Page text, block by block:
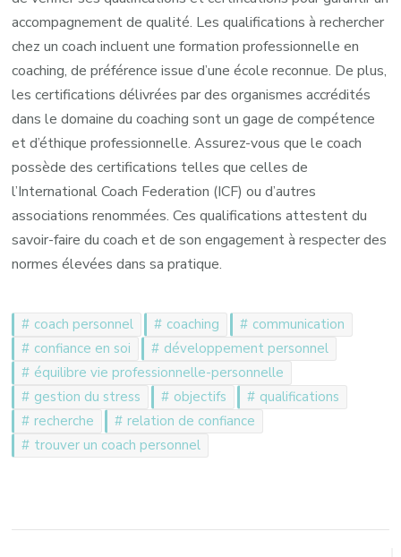
accompagnement de qualité. Les qualifications à rechercher
chez un coach incluent une formation professionnelle en
coaching, de préférence issue d’une école reconnue. De plus,
les certifications délivrées par des organismes accrédités
dans le domaine du coaching sont un gage de compétence
et d’éthique professionnelle. Assurez-vous que le coach
possède des certifications telles que celles de
l’International Coach Federation (ICF) ou d’autres
associations renommées. Ces qualifications attestent du
savoir-faire du coach et de son engagement à respecter des
normes élevées dans sa pratique.
coach personnel coaching
communication
confiance en soi
développement personnel
équilibre vie professionnelle-personnelle
gestion du stress
objectifs
qualifications
recherche
relation de confiance
trouver un coach personnel